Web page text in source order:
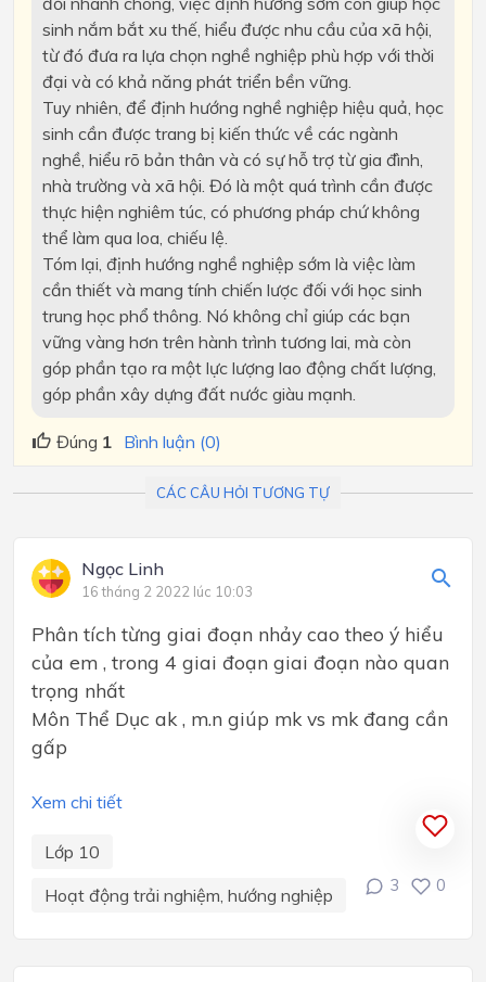
sinh nắm bắt xu thế, hiểu được nhu cầu của xã hội,
từ đó đưa ra lựa chọn nghề nghiệp phù hợp với thời
đại và có khả năng phát triển bền vững.
Tuy nhiên, để định hướng nghề nghiệp hiệu quả, học
sinh cần được trang bị kiến thức về các ngành
nghề, hiểu rõ bản thân và có sự hỗ trợ từ gia đình,
nhà trường và xã hội. Đó là một quá trình cần được
thực hiện nghiêm túc, có phương pháp chứ không
thể làm qua loa, chiếu lệ.
Tóm lại, định hướng nghề nghiệp sớm là việc làm
cần thiết và mang tính chiến lược đối với học sinh
trung học phổ thông. Nó không chỉ giúp các bạn
vững vàng hơn trên hành trình tương lai, mà còn
góp phần tạo ra một lực lượng lao động chất lượng,
góp phần xây dựng đất nước giàu mạnh.
Đúng 1 Bình luận (0)
CÁC CÂU HỎI TƯƠNG TỰ
Ngọc Linh
16 tháng 2 2022 lúc 10:03
Phân tích từng giai đoạn nhảy cao theo ý hiểu
của em , trong 4 giai đoạn giai đoạn nào quan
trọng nhất
Môn Thể Dục ak , m.n giúp mk vs mk đang cần
gấp
Xem chi tiết
Lớp 10
Hoạt động trải nghiệm, hướng nghiệp
3 0